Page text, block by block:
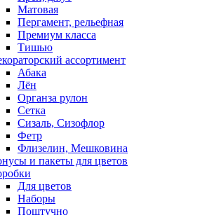
Матовая
Пергамент, рельефная
Премиум класса
Тишью
ассортимент
Абака
Лён
Органза рулон
Сетка
Сизаль, Сизофлор
Фетр
Флизелин, Мешковина
и пакеты для цветов
Для цветов
Наборы
Поштучно